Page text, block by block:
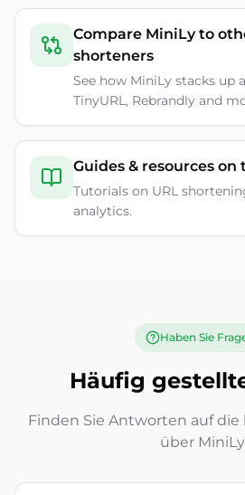
Compare MiniLy to
shorteners
See how MiniLy stacks up
TinyURL, Rebrandly and
Guides & resources on
Tutorials on URL
analytics.
Haben Sie
Häufig
Finden Sie Antworten auf
über MiniLy